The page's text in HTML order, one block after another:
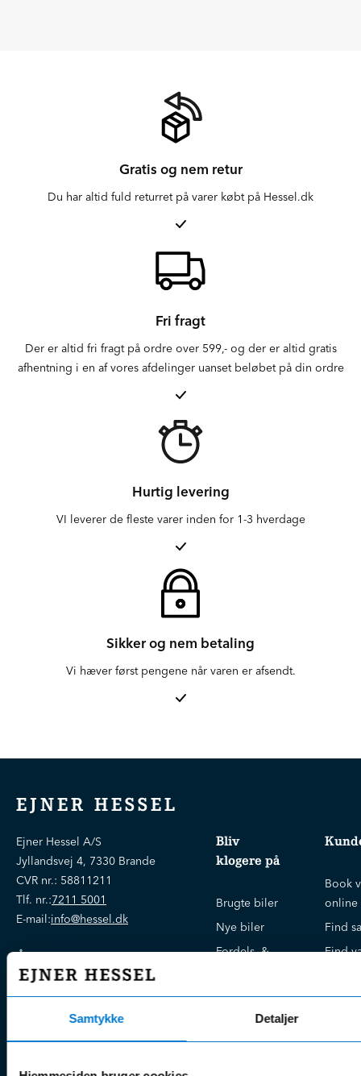
Samtykke Detaljer
Gratis og nem retur
Du har altid fuld returret på varer købt på Hessel.dk
Fri fragt
Der er altid fri fragt på ordre over 599,- og der er altid gratis
afhentning i en af vores afdelinger uanset beløbet på din ordre
Hurtig levering
VI leverer de fleste varer inden for 1-3 hverdage
Sikker og nem betaling
Vi hæver først pengene når varen er afsendt.
EJNER HESSEL
Ejner Hessel A/S
Jyllandsvej 4, 7330 Brande
CVR nr.: 58811211
Tlf. nr.:7211 5001
E-mail:info@hessel.dk
Åbningstider
Man - Fre:
07.30 - 17.30
Bliv
klogere på
Brugte biler
Nye biler
Fordels- &
Guides, tips
Book
online
Find
Find